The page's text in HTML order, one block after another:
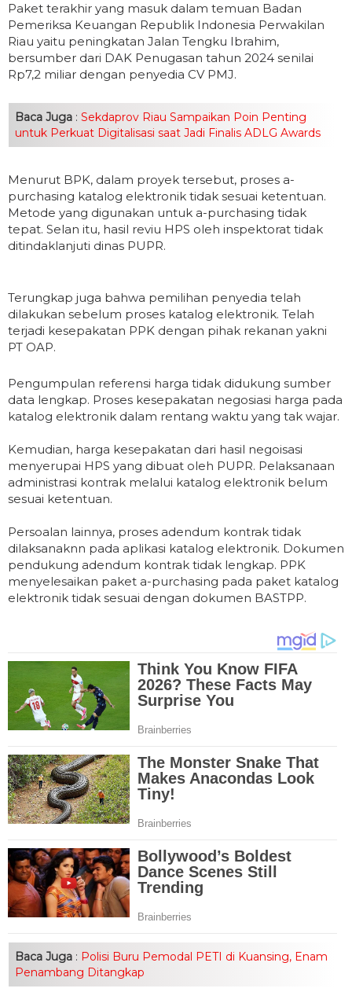
Paket terakhir yang masuk dalam temuan Badan
Pemeriksa Keuangan Republik Indonesia Perwakilan
Riau yaitu peningkatan Jalan Tengku Ibrahim,
bersumber dari DAK Penugasan tahun 2024 senilai
Rp7,2 miliar dengan penyedia CV PMJ.
Baca Juga : Sekdaprov Riau Sampaikan Poin Penting
untuk Perkuat Digitalisasi saat Jadi Finalis ADLG Awards
Menurut BPK, dalam proyek tersebut, proses a-
purchasing katalog elektronik tidak sesuai ketentuan.
Metode yang digunakan untuk a-purchasing tidak
tepat. Selan itu, hasil reviu HPS oleh inspektorat tidak
ditindaklanjuti dinas PUPR.
Terungkap juga bahwa pemilihan penyedia telah
dilakukan sebelum proses katalog elektronik. Telah
terjadi kesepakatan PPK dengan pihak rekanan yakni
PT OAP.
Pengumpulan referensi harga tidak didukung sumber
data lengkap. Proses kesepakatan negosiasi harga pada
katalog elektronik dalam rentang waktu yang tak wajar.
Kemudian, harga kesepakatan dari hasil negoisasi
menyerupai HPS yang dibuat oleh PUPR. Pelaksanaan
administrasi kontrak melalui katalog elektronik belum
sesuai ketentuan.
Persoalan lainnya, proses adendum kontrak tidak
dilaksanaknn pada aplikasi katalog elektronik. Dokumen
pendukung adendum kontrak tidak lengkap. PPK
menyelesaikan paket a-purchasing pada paket katalog
elektronik tidak sesuai dengan dokumen BASTPP.
Baca Juga : Polisi Buru Pemodal PETI di Kuansing, Enam
Penambang Ditangkap